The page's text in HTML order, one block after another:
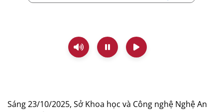
Sáng 23/10/2025, Sở Khoa học và Công nghệ Nghệ An